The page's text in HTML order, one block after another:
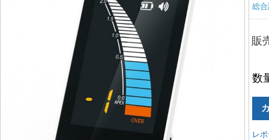
総
販
数
レ